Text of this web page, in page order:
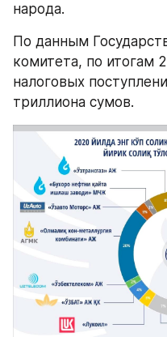
народа.
По данным
комитета, по итогам
налоговых
триллиона сумов.